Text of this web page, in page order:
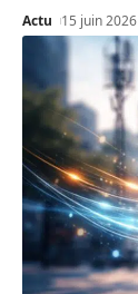
Actu 15 juin 2026